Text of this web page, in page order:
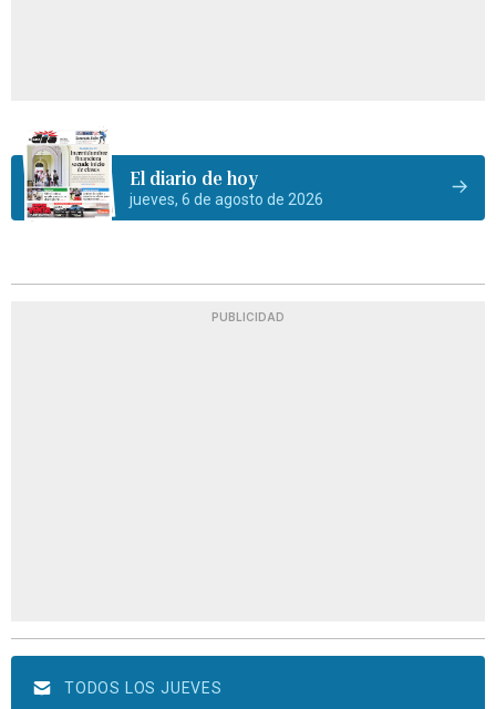
El diario de hoy
jueves, 6 de agosto de 2026
PUBLICIDAD
TODOS LOS JUEVES